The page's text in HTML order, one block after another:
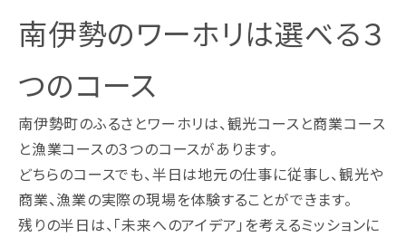
南伊勢のワーホリは選べる３
つのコース
南伊勢町のふるさとワーホリは、観光コースと商業コース
と漁業コースの３つのコースがあります。
どちらのコースでも、半日は地元の仕事に従事し、観光や
商業、漁業の実際の現場を体験することができます。
残りの半日は、「未来へのアイデア」を考えるミッションに